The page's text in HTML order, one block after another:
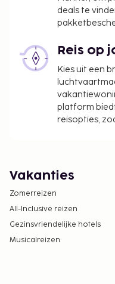
deals te
Reis op
Kies uit een
platform
reisopties,
Vakanties
Zomerreizen
All-Inclusive reizen
Gezinsvriendelijke hotels
Musicalreizen